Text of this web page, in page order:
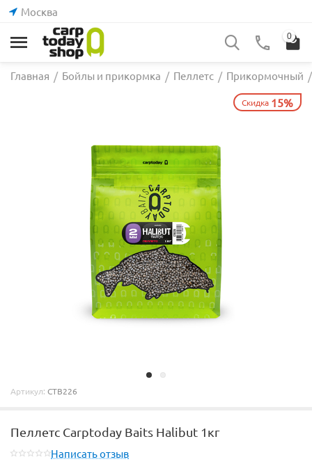
Москва
0
Главная / Бойлы и прикормка / Пеллетс / Прикормочный /
Скидка 15%
Артикул: CTB226
Пеллетс Carptoday Baits Halibut 1кг
Написать отзыв